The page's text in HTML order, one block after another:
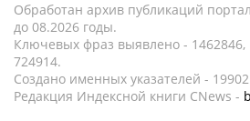
Обработан архив публикаций
до 08.2026 годы.
Ключевых фраз выявлено - 1462846,
724914.
Создано именных указателей -
Редакция Индексной книги CNews -